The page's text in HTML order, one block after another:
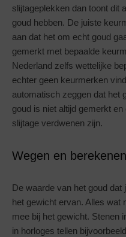
slijtageplekken dan toont dit
goud hebben. De juiste
aan dat het om echt goud
gemerkt met bepaalde
Nederland zelfs wettelijke
echter geen keurmerken
automatisch zeggen dat het
goud is niet altijd gemerkt
slijtage verdwenen zijn.
Wegen en berekenen
De waarde van het goud dat
het gewicht ervan. Alles wat
mee bij het gewicht. Stenen
in horloges tellen